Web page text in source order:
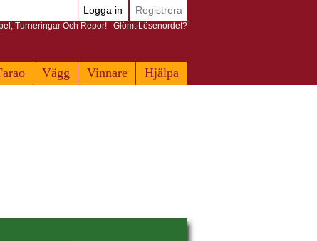
Vägg Vinnare Hjälpa
Logga in Registrera
Turneringar Och Repor! Glömt Lösenordet?